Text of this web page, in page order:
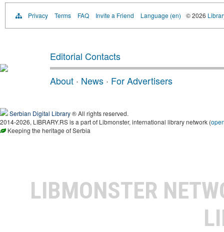
Privacy Terms FAQ Invite a Friend Language (en) © 2026
Editorial Contacts
About · News · For Advertisers
Serbian Digital Library® All rights reserved.
2014-2026, LIBRARY.RS is a part of Libmonster, international library network (
Keeping the heritage of Serbia
LIBMONSTER